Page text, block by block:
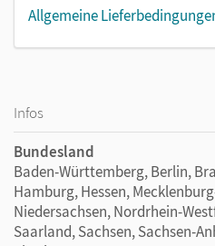
Inhalte hilft den Kindern
Sprachförderung und
deutlich
Dieses Heft ist eines von vier
Schuljahr hinweg eingesetzt
auch im Heftpaket inklusive
Allgemeine
Infos
Bundesland
Baden-Württemberg, Berlin,
Hamburg, Hessen,
Niedersachsen, Nordrhein-
Saarland, Sachsen, Sachsen-